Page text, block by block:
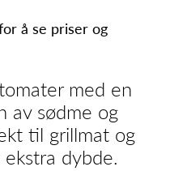
å se priser og
med en
av sødme og
til grillmat og
dybde.